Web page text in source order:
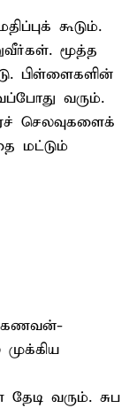
கூடும்.
மூத்த
பிள்ளைகளின்
வரும்.
செலவுகளைக்
மட்டும்
கணவன்-
வரும். சுப